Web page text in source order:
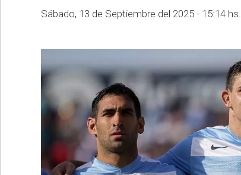
• SUPLEMENTOS
• SERVICIOS
Sábado, 13 de Septiembre del 2025 - 15:14 hs.